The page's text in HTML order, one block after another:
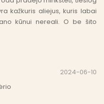
kažkuris aliejus, kuris labai
kūnui nereali. O be šito
2024-06-10